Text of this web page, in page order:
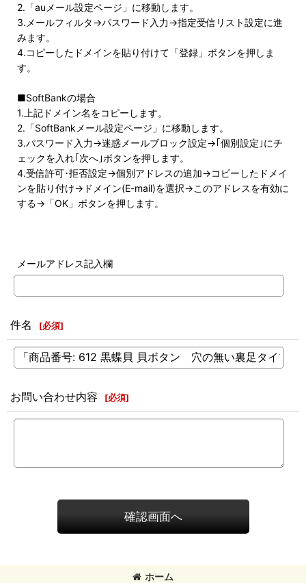
2.「auメール設定ページ」に移動します。
3.メールフィルタ→パスワード入力→指定受信リスト設定に進
みます。
4.コピーしたドメインを貼り付けて「登録」ボタンを押しま
す。
■SoftBankの場合
1.上記ドメイン名をコピーします。
2.「SoftBankメール設定ページ」に移動します。
3.パスワード入力→迷惑メールブロック設定→｢個別設定｣にチ
ェックを入れ｢次へ｣ボタンを押します。
4.受信許可･拒否設定→個別アドレスの追加→コピーしたドメイ
ンを貼り付け→ドメイン(E-mail)を選択→このアドレスを有効に
する→「OK」ボタンを押します。
メールアドレス記入欄
件名 [必須]
お問い合わせ内容 [必須]
確認画面へ
ホーム